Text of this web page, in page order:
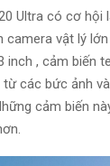
Ultra có cơ hội
camera vật lý lớn
inch , cảm biến
từcác bức ảnh
cảm biến